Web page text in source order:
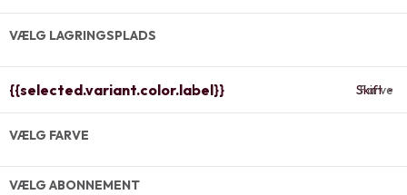
VÆLG LAGRINGSPLADS
{{selected.variant.color.label}} Skift
Farve
VÆLG FARVE
VÆLG ABONNEMENT